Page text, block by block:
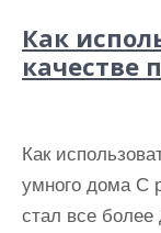
Как
качестве
Как
умного дома С
стал все